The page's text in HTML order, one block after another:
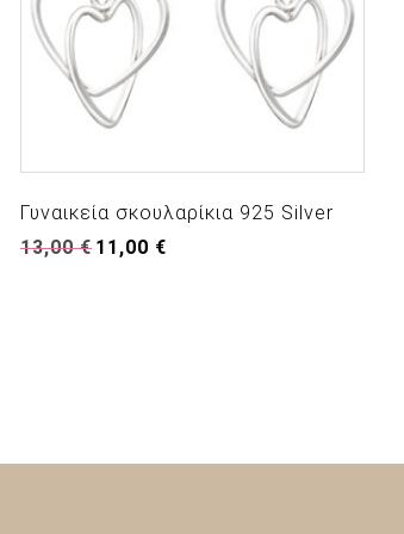
Γυναικεία σκουλαρίκια 925 Silver
13,00€ Original
11,00 €